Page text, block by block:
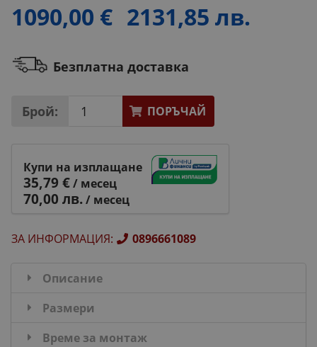
1090,00 € 2131,85 лв.
Безплатна доставка
Брой: ПОРЪЧАЙ
Купи на изплащане
35,79 €/ месец
70,00 лв./ месец
ЗА ИНФОРМАЦИЯ: 0896661089
Описание
Размери
Време за монтаж